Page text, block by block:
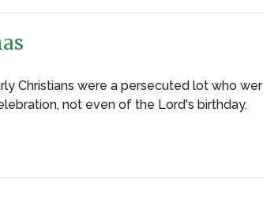
Christians were a persecuted lot who
not even of the Lord's birthday.